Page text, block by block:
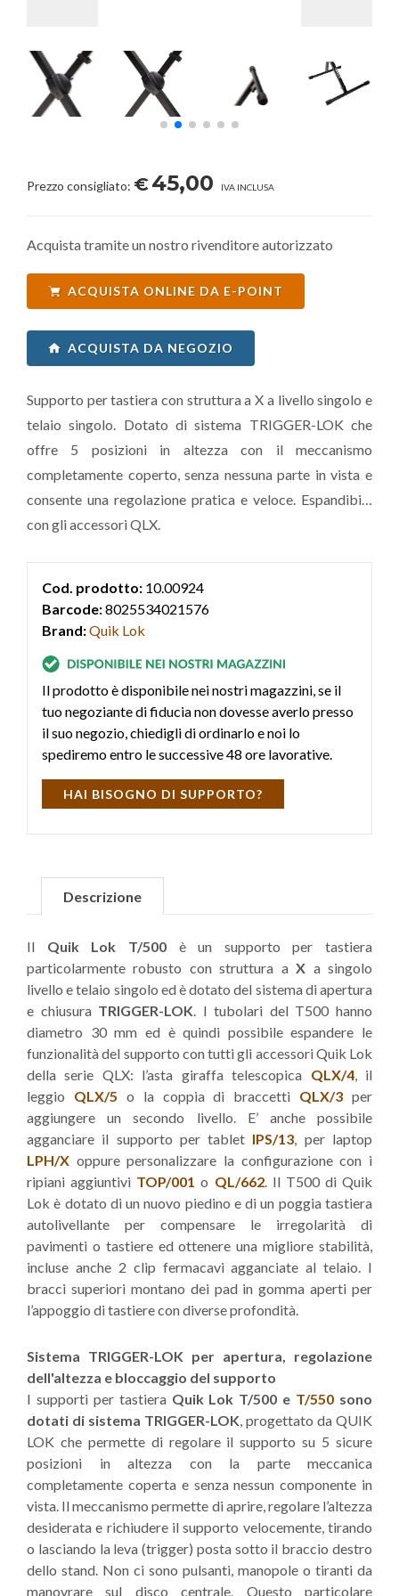
Prezzo consigliato: €45,00 IVA INCLUSA
Acquista tramite un nostro rivenditore autorizzato
ACQUISTA ONLINE DA E-POINT
ACQUISTA DA NEGOZIO
Supporto per tastiera con struttura a X a livello singolo e
telaio singolo. Dotato di sistema TRIGGER-LOK che
offre 5 posizioni in altezza con il meccanismo
completamente coperto, senza nessuna parte in vista e
consente una regolazione pratica e veloce. Espandibile
con gli accessori QLX.
Cod. prodotto: 10.00924
Barcode:8025534021576
Brand:Quik Lok
Il prodotto è disponibile nei nostri magazzini, se il
tuo negoziante di fiducia non dovesse averlo presso
il suo negozio, chiedigli di ordinarlo e noi lo
spediremo entro le successive 48 ore lavorative.
HAI BISOGNO DI SUPPORTO?
Descrizione
Il Quik Lok T/500è un supporto per tastiera
particolarmente robusto con struttura aX a singolo
livello e telaio singolo ed è dotato del sistema di apertura
e chiusura TRIGGER-LOK. I tubolari del T500 hanno
diametro 30 mm ed è quindi possibile espandere le
funzionalità del supporto con tutti gli accessori Quik Lok
della serie QLX: l’asta giraffa telescopica QLX/4, il
leggio QLX/5 o la coppia di braccetti QLX/3 per
aggiungere un secondo livello. E’ anche possibile
agganciare il supporto per tablet IPS/13, per laptop
LPH/X oppure personalizzare la configurazione con i
ripiani aggiuntivi TOP/001 o QL/662. Il T500 di Quik
Lok è dotato di un nuovo piedino e di un poggia tastiera
autolivellante per compensare le irregolarità di
pavimenti o tastiere ed ottenere una migliore stabilità,
incluse anche 2 clip fermacavi agganciate al telaio. I
bracci superiori montano dei pad in gomma aperti per
l’appoggio di tastiere con diverse profondità.
Sistema TRIGGER-LOK per apertura, regolazione
dell'altezza e bloccaggio del supporto
I supporti per tastiera Quik Lok T/500 e T/550 sono
dotati di sistema TRIGGER-LOK, progettato da QUIK
LOK che permette di regolare il supporto su 5 sicure
posizioni in altezza con la parte meccanica
completamente coperta e senza nessun componente in
vista. Il meccanismo permette di aprire, regolare l’altezza
desiderata e richiudere il supporto velocemente, tirando
o lasciando la leva (trigger) posta sotto il braccio destro
dello stand. Non ci sono pulsanti, manopole o tiranti da
manovrare sul disco centrale. Questo particolare